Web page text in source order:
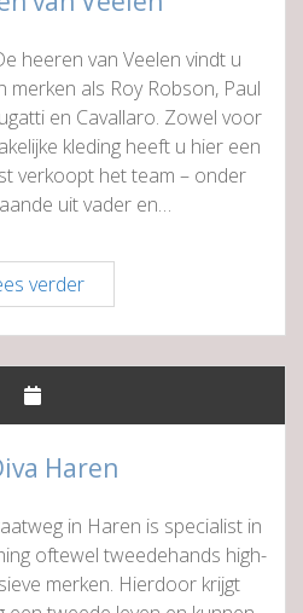
heeren van Veelen vindt u
als Roy Robson, Paul
en Cavallaro. Zowel voor
kleding heeft u hier een
verkoopt het team – onder
uit vader en…
verderDe
heeren
van
Veelen
Haren
in Haren is specialist in
oftewel tweedehands high-
merken. Hierdoor krijgt